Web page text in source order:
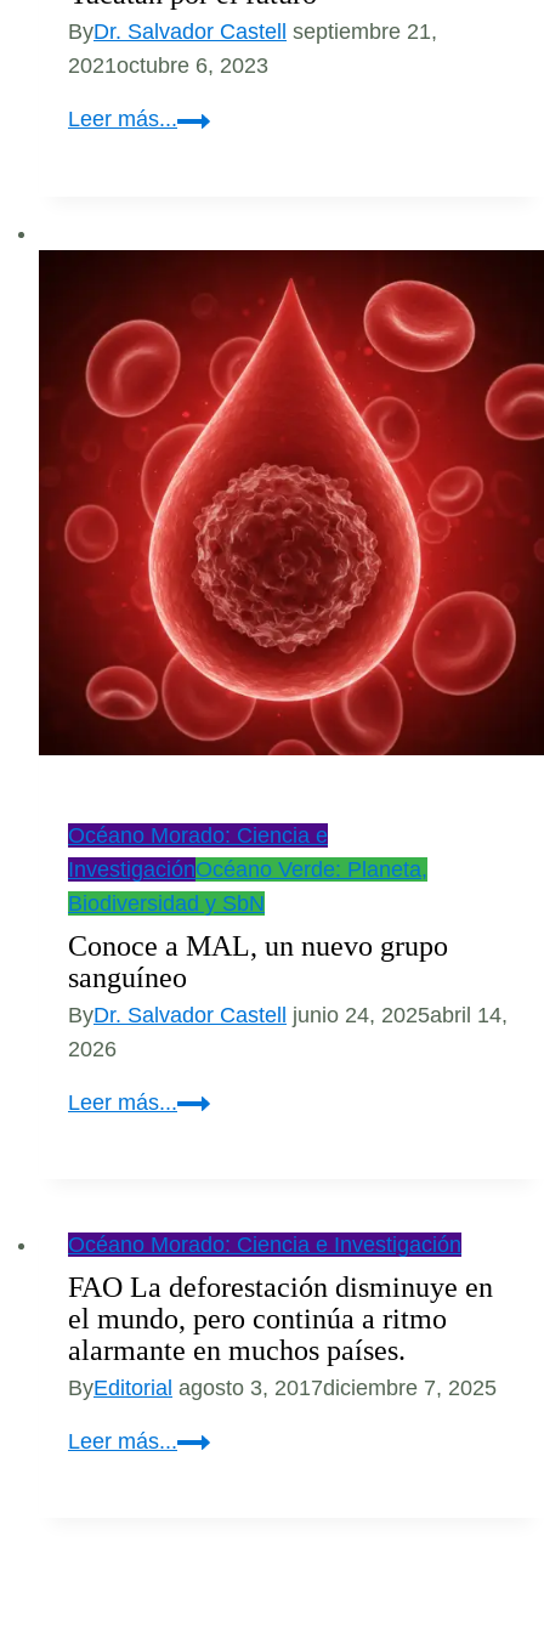
ByDr. Salvador Castell
septiembre 21,
2021octubre 6, 2023
Leer más...Yucatán
Océano Morado: Ciencia e
InvestigaciónOcéano Verde: Planeta,
Biodiversidad y SbN
Conoce a MAL, un nuevo grupo
sanguíneo
ByDr. Salvador Castell junio 24, 2025abril 14,
2026
Leer más...Conoce
nuevo
grupo
sanguíneo
Océano Morado: Ciencia e Investigación
FAO La deforestación disminuye en
el mundo, pero continúa a ritmo
alarmante en muchos países.
ByEditorial agosto 3, 2017diciembre 7, 2025
Leer más...FAO